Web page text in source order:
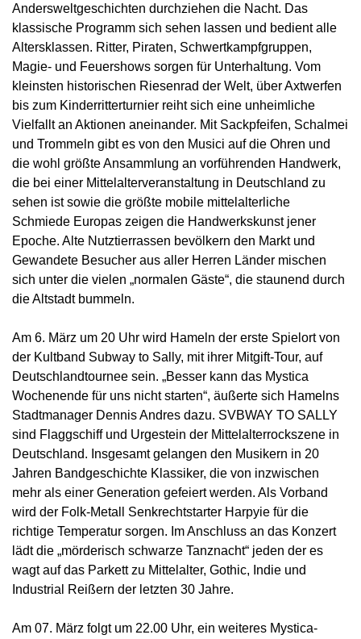
Andersweltgeschichten durchziehen die Nacht. Das
klassische Programm sich sehen lassen und bedient alle
Altersklassen. Ritter, Piraten, Schwertkampfgruppen,
Magie- und Feuershows sorgen für Unterhaltung. Vom
kleinsten historischen Riesenrad der Welt, über Axtwerfen
bis zum Kinderritterturnier reiht sich eine unheimliche
Vielfallt an Aktionen aneinander. Mit Sackpfeifen, Schalmei
und Trommeln gibt es von den Musici auf die Ohren und
die wohl größte Ansammlung an vorführenden Handwerk,
die bei einer Mittelalterveranstaltung in Deutschland zu
sehen ist sowie die größte mobile mittelalterliche
Schmiede Europas zeigen die Handwerkskunst jener
Epoche. Alte Nutztierrassen bevölkern den Markt und
Gewandete Besucher aus aller Herren Länder mischen
sich unter die vielen „normalen Gäste“, die staunend durch
die Altstadt bummeln.
Am 6. März um 20 Uhr wird Hameln der erste Spielort von
der Kultband Subway to Sally, mit ihrer Mitgift-Tour, auf
Deutschlandtournee sein. „Besser kann das Mystica
Wochenende für uns nicht starten“, äußerte sich Hamelns
Stadtmanager Dennis Andres dazu. SVBWAY TO SALLY
sind Flaggschiff und Urgestein der Mittelalterrockszene in
Deutschland. Insgesamt gelangen den Musikern in 20
Jahren Bandgeschichte Klassiker, die von inzwischen
mehr als einer Generation gefeiert werden. Als Vorband
wird der Folk-Metall Senkrechtstarter Harpyie für die
richtige Temperatur sorgen. Im Anschluss an das Konzert
lädt die „mörderisch schwarze Tanznacht“ jeden der es
wagt auf das Parkett zu Mittelalter, Gothic, Indie und
Industrial Reißern der letzten 30 Jahre.
Am 07. März folgt um 22.00 Uhr, ein weiteres Mystica-